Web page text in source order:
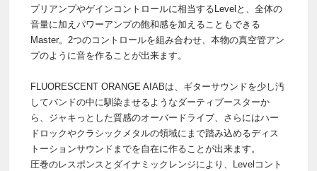
プリアンプやゲインコントロールに相当するLevelと、全体の
音量に加えパワーアンプの飽和感を加えることもできる
Master。2つのコントロールを組み合わせ、本物の真空管アン
プのように音を作ることが出来ます。
FLUORESCENT ORANGE AIABは、ギターサウンドを少し汚
してバンドの中に馴染ませるようなダーティブースターか
ら、ジャキっとした質感のオーバードライブ、さらにはハー
ドロックやクラシックメタルの領域にまで踏み込めるディス
トーションサウンドまでを自在に作ることが出来ます。
圧巻のレスポンスとダイナミックレンジにより、Levelコント